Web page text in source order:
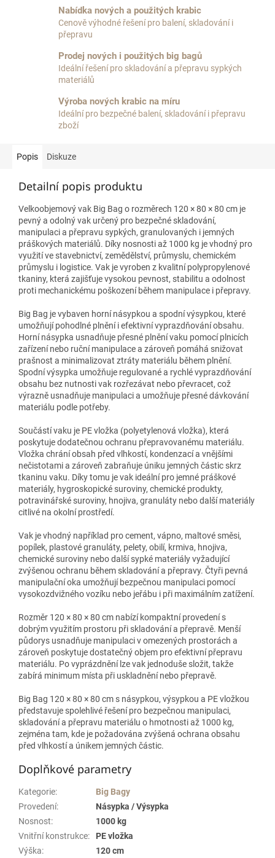
Nabídka nových a použitých krabic
Cenově výhodné řešení pro balení, skladování i
přepravu
Prodej nových i použitých big bagů
Ideální řešení pro skladování a přepravu sypkých
materiálů
Výroba nových krabic na míru
Ideální pro bezpečné balení, skladování i přepravu
zboží
Popis Diskuze
Detailní popis produktu
Velkoobjemový vak Big Bag o rozměrech 120 × 80 × 80 cm je
pevný a odolný vak určený pro bezpečné skladování,
manipulaci a přepravu sypkých, granulovaných i jemných
práškových materiálů. Díky nosnosti až 1000 kg je vhodný pro
využití ve stavebnictví, zemědělství, průmyslu, chemickém
průmyslu i logistice. Vak je vyroben z kvalitní polypropylenové
tkaniny, která zajišťuje vysokou pevnost, stabilitu a odolnost
proti mechanickému poškození během manipulace i přepravy.
Big Bag je vybaven horní násypkou a spodní výsypkou, které
umožňují pohodlné plnění i efektivní vyprazdňování obsahu.
Horní násypka usnadňuje přesné plnění vaku pomocí plnicích
zařízení nebo ruční manipulace a zároveň pomáhá snižovat
prašnost a minimalizovat ztráty materiálu během plnění.
Spodní výsypka umožňuje regulované a rychlé vyprazdňování
obsahu bez nutnosti vak rozřezávat nebo převracet, což
výrazně usnadňuje manipulaci a umožňuje přesné dávkování
materiálu podle potřeby.
Součástí vaku je PE vložka (polyetylenová vložka), která
poskytuje dodatečnou ochranu přepravovanému materiálu.
Vložka chrání obsah před vlhkostí, kondenzací a vnějšími
nečistotami a zároveň zabraňuje úniku jemných částic skrz
tkaninu vaku. Díky tomu je vak ideální pro jemné práškové
materiály, hygroskopické suroviny, chemické produkty,
potravinářské suroviny, hnojiva, granuláty nebo další materiály
citlivé na okolní prostředí.
Vak je vhodný například pro cement, vápno, maltové směsi,
popílek, plastové granuláty, pelety, obilí, krmiva, hnojiva,
chemické suroviny nebo další sypké materiály vyžadující
zvýšenou ochranu během skladování a přepravy. Čtyři pevná
manipulační oka umožňují bezpečnou manipulaci pomocí
vysokozdvižného vozíku nebo jeřábu i při maximálním zatížení.
Rozměr 120 × 80 × 80 cm nabízí kompaktní provedení s
dobrým využitím prostoru při skladování a přepravě. Menší
půdorys usnadňuje manipulaci v omezených prostorách a
zároveň poskytuje dostatečný objem pro efektivní přepravu
materiálu. Po vyprázdnění lze vak jednoduše složit, takže
zabírá minimum místa při uskladnění nebo přepravě.
Big Bag 120 × 80 × 80 cm s násypkou, výsypkou a PE vložkou
představuje spolehlivé řešení pro bezpečnou manipulaci,
skladování a přepravu materiálu o hmotnosti až 1000 kg,
zejména tam, kde je požadována zvýšená ochrana obsahu
před vlhkostí a únikem jemných částic.
Doplňkové parametry
Kategorie:
Big Bagy
Provedení:
Násypka / Výsypka
Nosnost:
1000 kg
Vnitřní konstrukce:
PE vložka
Výška:
120 cm